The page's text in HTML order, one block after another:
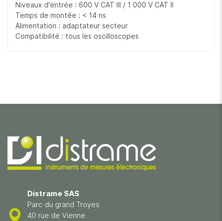
Niveaux d'entrée : 600 V CAT III / 1 000 V CAT II
Temps de montée : < 14 ns
Alimentation : adaptateur secteur
Compatibilité : tous les oscilloscopes
Distrame SAS
Parc du grand Troyes
40 rue de Vienne